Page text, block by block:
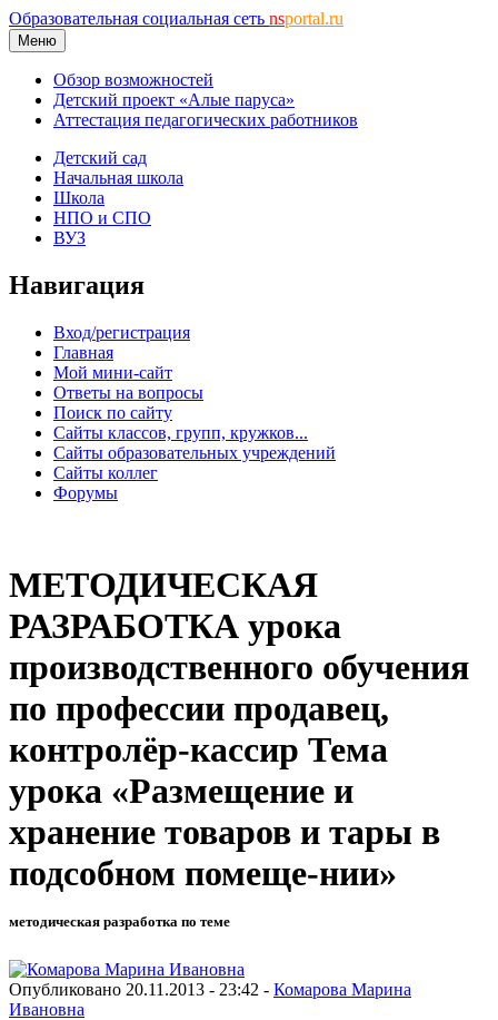
Образовательная социальная сеть nsportal.ru
Меню
Обзор возможностей
Детский проект «Алые паруса»
Аттестация педагогических работников
Детский сад
Начальная школа
Школа
НПО и СПО
ВУЗ
Навигация
Вход/регистрация
Главная
Мой мини-сайт
Ответы на вопросы
Поиск по сайту
Сайты классов, групп, кружков...
Сайты образовательных учреждений
Сайты коллег
Форумы
МЕТОДИЧЕСКАЯ
РАЗРАБОТКА урока
производственного обучения
по профессии продавец,
контролёр-кассир Тема
урока «Размещение и
хранение товаров и тары в
подсобном помеще-нии»
методическая разработка по теме
Опубликовано 20.11.2013 - 23:42 - Комарова Марина
Ивановна